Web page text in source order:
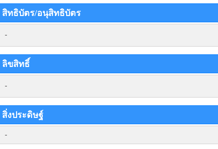
สิทธิบัตร/อนุสิทธิบัตร
-
ลิขสิทธิ์
-
สิ่งประดิษฐ์
-